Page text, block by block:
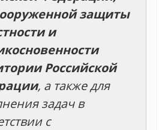
защиты
и
Российской
, а также для
задач в
с